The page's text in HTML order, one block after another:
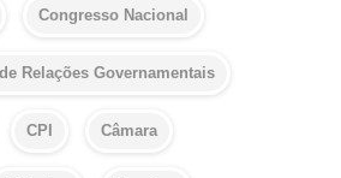
Congresso Nacional
Relações Governamentais
CPI Câmara